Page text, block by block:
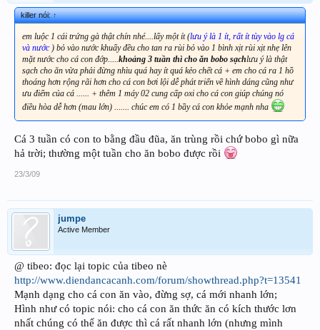
killer nói:↑
em luộc 1 cái trứng gà thật chín nhé....lấy một ít (lưu ý là 1 ít, rất ít tùy vào lg cá
và nước ) bỏ vào nước khuấy đều cho tan ra rùi bỏ vào 1 bình xịt rùi xịt nhẹ lên
mặt nước cho cá con đớp.....khoảng 3 tuần thì cho ăn bobo sạchlưu ý là thật
sạch cho ăn vừa phải đừng nhìu quá hay ít quá kẻo chết cá + em cho cá ra 1 hồ
thoáng hơn rộng rãi hơn cho cá con bơi lội dễ phát triển về hình dáng cũng như
ưu điểm của cá ...... + thêm 1 máy 02 cung cấp oxi cho cá con giúp chúng nó
điều hòa dễ hơn (mau lớn) ....... chúc em có 1 bầy cá con khỏe mạnh nha
Cá 3 tuần có con to bằng đầu đũa, ăn trùng rồi chứ bobo gì nữa
hả trời; thường một tuần cho ăn bobo được rồi
23/3/09
jumpe
Active Member
@ tibeo: đọc lại topic của tibeo nè
http://www.diendancacanh.com/forum/showthread.php?t=13541
Mạnh dạng cho cá con ăn vào, đừng sợ, cá mới nhanh lớn;
Hình như có topic nói: cho cá con ăn thức ăn có kích thước lơn
nhất chúng có thể ăn được thì cá rất nhanh lớn (nhưng mình